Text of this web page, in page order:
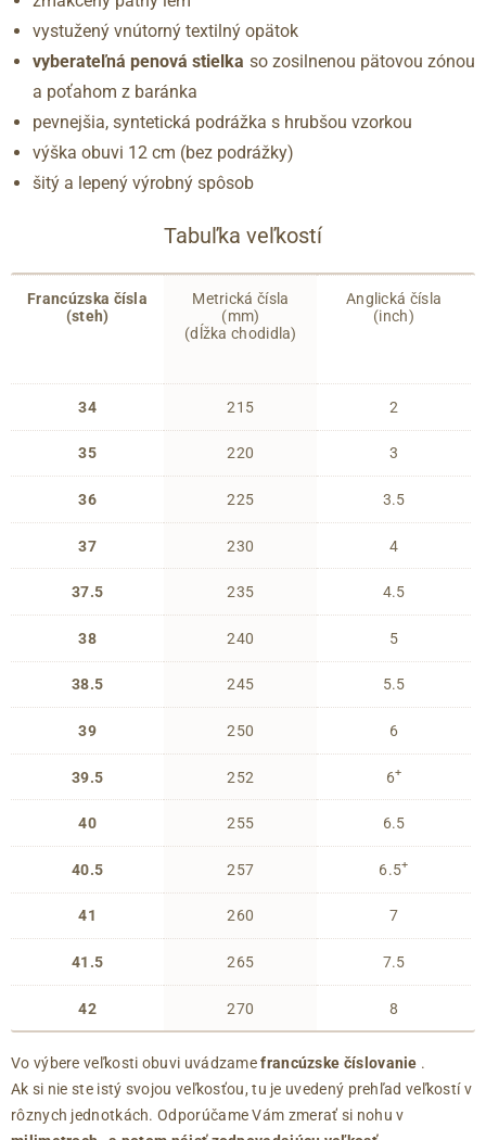
vystužený vnútorný textilný opätok
vyberateľná penová stielka so zosilnenou pätovou zónou
a poťahom z baránka
pevnejšia, syntetická podrážka s hrubšou vzorkou
výška obuvi 12 cm (bez podrážky)
šitý a lepený výrobný spôsob
Tabuľka veľkostí
Francúzska čísla
(steh)
34
35
36
37
37.5
38
38.5
39
39.5
40
40.5
41
41.5
42
Metrická čísla
(mm)
(dĺžka chodidla)
215
220
225
230
235
240
245
250
252
255
257
260
265
270
Anglická čísla
(inch)
2
3
3.5
4
4.5
5
5.5
6
6+
6.5
6.5+
7
7.5
8
Vo výbere veľkosti obuvi uvádzamefrancúzske číslovanie .
Ak si nie ste istý svojou veľkosťou, tu je uvedený prehľad veľkostí v
rôznych jednotkách. Odporúčame Vám zmerať si nohu v